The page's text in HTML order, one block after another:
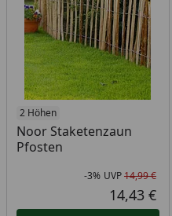
2 Höhen
Noor Staketenzaun
Pfosten
-3% UVP14,99 €
14,43 €